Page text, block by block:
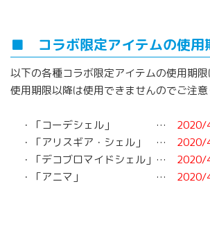
■ コラボ限定アイテムの使用
以下の各種コラボ限定アイテムの使用期
使用期限以降は使用できませんのでご注
・「コーデシェル」 … 2020/
・「アリスギア・シェル」 … 2020/
・「デコブロマイドシェル」… 2020/
・「アニマ」 … 2020/